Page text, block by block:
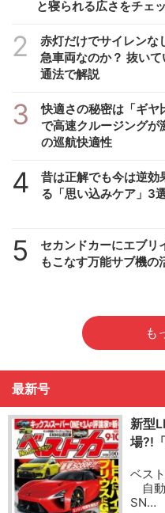
と寝られる広さをチェ
2
赤灯だけでサイレンな
急車両なのか？ 抜い
通法で解説
3
快適さの秘密は「ギ
で高速クルージングが
の巡航快適性
4
昔は正解でも今は逆
る「思い込みケア」3
5
セカンドカーにエブ
もこなす万能サブ機の
も
最新号
新型
場?!
ベス
自動
SN…